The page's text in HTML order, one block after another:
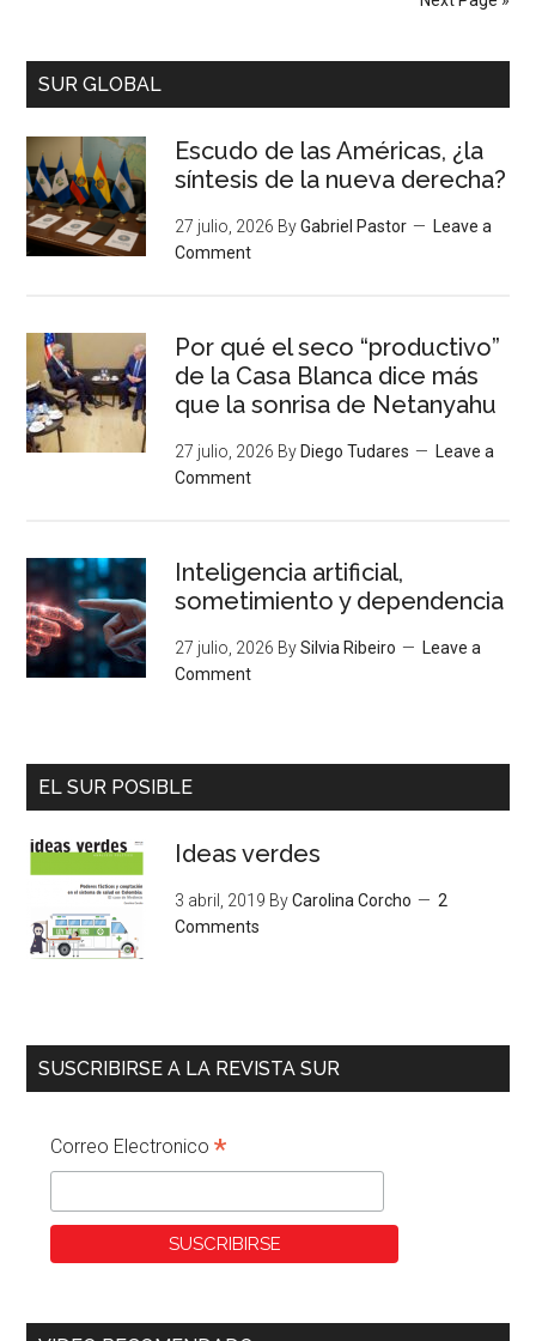
SUR GLOBAL
Escudo de las Américas, ¿la
síntesis de la nueva derecha?
27 julio, 2026 ByGabriel Pastor
Leave a
Comment
Por qué el seco “productivo”
de la Casa Blanca dice más
que la sonrisa de Netanyahu
27 julio, 2026 By Diego Tudares
Leave a
Comment
Inteligencia artificial,
sometimiento y dependencia
27 julio, 2026 BySilvia Ribeiro
Leave a
Comment
EL SUR POSIBLE
Ideas verdes
3 abril, 2019 ByCarolina Corcho
2
Comments
SUSCRIBIRSE A LA REVISTA SUR
Correo Electronico*